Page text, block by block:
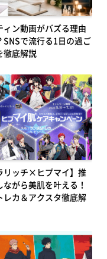
ィン動画がバズる理由
SNSで流行る1日の過ご
徹底解説
リッチ×ヒプマイ】推
ながら美肌を叶える！
レカ＆アクスタ徹底解